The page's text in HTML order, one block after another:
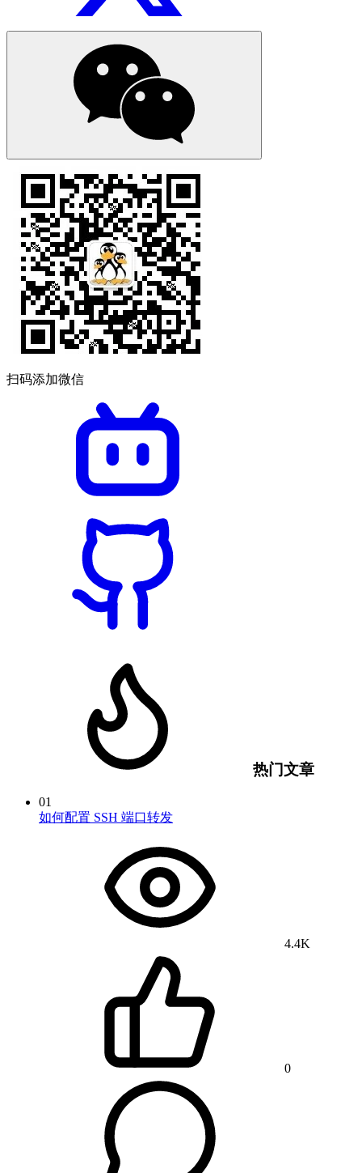
扫码添加微信
热门文章
01
如何配置 SSH 端口转发
4.4K
0